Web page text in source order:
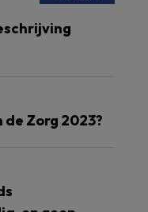
Zorg 2023?